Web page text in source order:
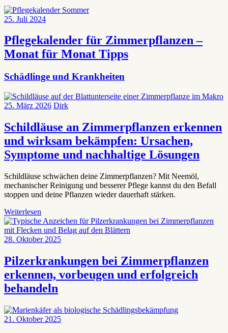
25. Juli 2024
Pflegekalender für Zimmerpflanzen –
Monat für Monat Tipps
Schädlinge und Krankheiten
25. März 2026 Dirk
Schildläuse an Zimmerpflanzen erkennen
und wirksam bekämpfen: Ursachen,
Symptome und nachhaltige Lösungen
Schildläuse schwächen deine Zimmerpflanzen? Mit Neemöl,
mechanischer Reinigung und besserer Pflege kannst du den Befall
stoppen und deine Pflanzen wieder dauerhaft stärken.
Weiterlesen
28. Oktober 2025
Pilzerkrankungen bei Zimmerpflanzen
erkennen, vorbeugen und erfolgreich
behandeln
21. Oktober 2025